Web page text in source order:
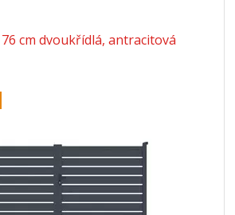
cm dvoukřídlá, antracitová